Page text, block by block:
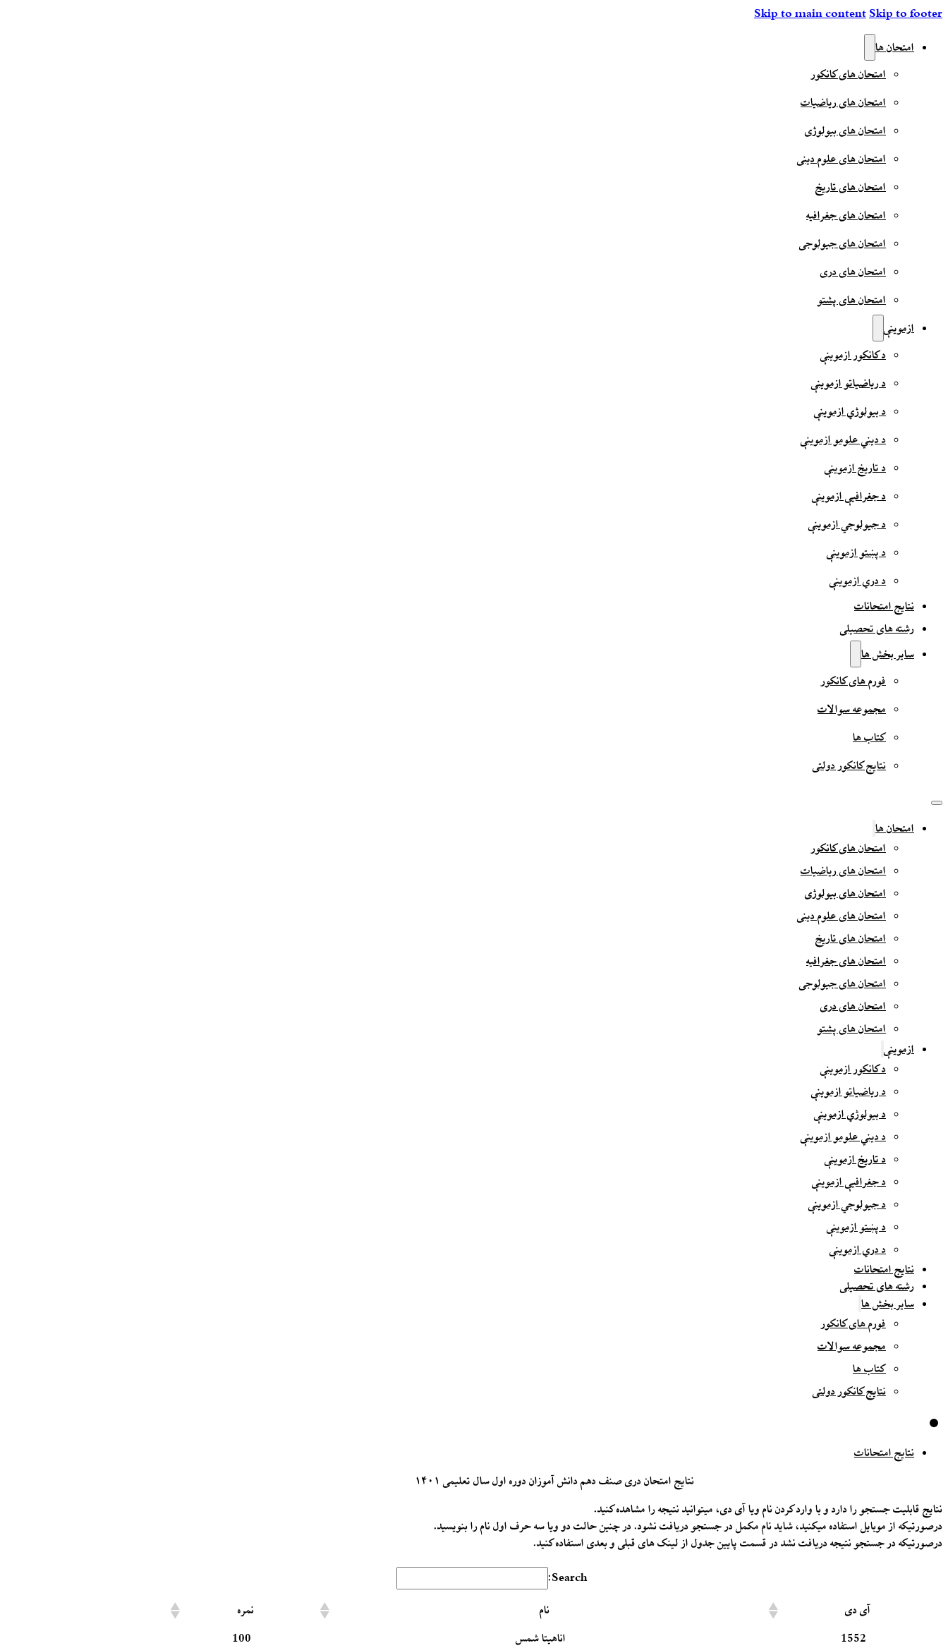
Skip to main contentSkip to footer
امتحان ها
امتحان های کانکور
امتحان های ریاضیات
امتحان های بیولوژی
امتحان های علوم دینی
امتحان های تاریخ
امتحان های جغرافیه
امتحان های جیولوجی
امتحان های دری
امتحان های پشتو
ازموینې
د کانکور ازموینې
د ریاضیاتو ازموینې
د بیولوژي ازموینې
د دیني علومو ازموینې
د تاریخ ازموینې
د جغرافیې ازموینې
د جیولوجي ازموینې
د پښتو ازموینې
د دري ازموینې
نتایج امتحانات
رشته های تحصیلی
سایر بخش ها
فورم های کانکور
مجموعه سوالات
کتاب ها
نتایج کانکور دولتی
امتحان ها
امتحان های کانکور
امتحان های ریاضیات
امتحان های بیولوژی
امتحان های علوم دینی
امتحان های تاریخ
امتحان های جغرافیه
امتحان های جیولوجی
امتحان های دری
امتحان های پشتو
ازموینې
د کانکور ازموینې
د ریاضیاتو ازموینې
د بیولوژي ازموینې
د دیني علومو ازموینې
د تاریخ ازموینې
د جغرافیې ازموینې
د جیولوجي ازموینې
د پښتو ازموینې
د دري ازموینې
نتایج امتحانات
رشته های تحصیلی
سایر بخش ها
فورم های کانکور
مجموعه سوالات
کتاب ها
نتایج کانکور دولتی
نتایج امتحانات
نتایج امتحان دری صنف دهم دانش آموزان دوره اول سال تعلیمی ۱۴۰۱
نتایج قابلیت جستجو را دارد و با وارد کردن نام ویا آی دی، میتوانید نتیجه را مشاهده کنید.
درصورتیکه از موبایل استفاده میکنید، شاید نام مکمل در جستجو دریافت نشود. در چنین حالت دو ویا سه حرف اول نام را بنویسید.
درصورتیکه در جستجو نتیجه دریافت نشد در قسمت پایین جدول از لینک های قبلی و بعدی استفاده کنید.
Search:
آی دی
نام
نمره
1552
اناهیتا شمس
100